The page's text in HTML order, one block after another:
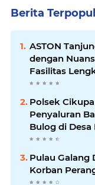
Berita
ASTON
dengan
Fasilitas
Kenyamanan
Polsek
Penyaluran
Bulog di Desa
Pulau Galang
Korban